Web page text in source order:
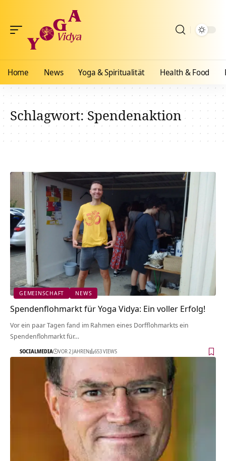
Home News Yoga & Spiritualität Health & Food
Schlagwort:Spendenaktion
GEMEINSCHAFT NEWS
Spendenflohmarkt für Yoga Vidya: Ein voller Erfolg!
Vor ein paar Tagen fand im Rahmen eines Dorfflohmarkts ein
Spendenflohmarkt für…
SOCIALMEDIA VOR 2 JAHREN 653 VIEWS